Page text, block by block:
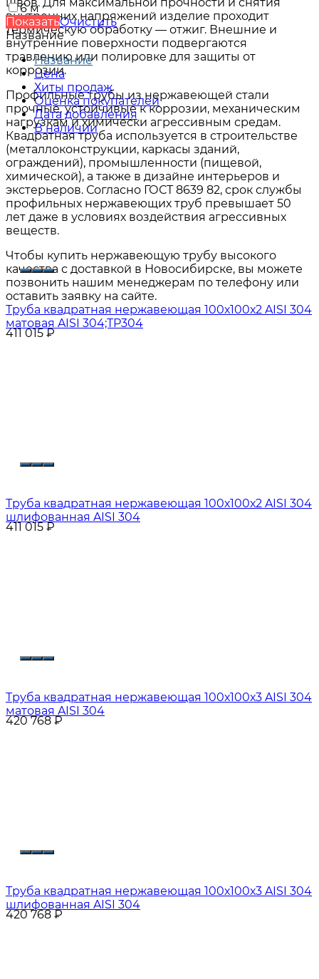
внутренних напряжений изделие проходит
термическую обработку — отжиг. Внешние и
внутренние поверхности подвергаются
травлению или полировке для защиты от
коррозии.
Профильные трубы из нержавеющей стали
прочные, устойчивые к коррозии, механическим
нагрузкам и химически агрессивным средам.
Квадратная труба используется в строительстве
(металлоконструкции, каркасы зданий,
ограждений), промышленности (пищевой,
химической), а также в дизайне интерьеров и
экстерьеров. Согласно ГОСТ 8639 82, срок службы
профильных нержавеющих труб превышает 50
лет даже в условиях воздействия агрессивных
веществ.
Чтобы купить нержавеющую трубу высокого
качества с доставкой в Новосибирске, вы можете
позвонить нашим менеджерам по телефону или
оставить заявку на сайте.
6 м
ПоказатьОчистить
Название
Название
Цена
Хиты продаж
Оценка покупателей
Дата добавления
В наличии
Труба квадратная нержавеющая 100х100х2 AISI 304
матовая AISI 304;TP304
411 015 ₽
Труба квадратная нержавеющая 100х100х2 AISI 304
шлифованная AISI 304
411 015 ₽
Труба квадратная нержавеющая 100х100х3 AISI 304
матовая AISI 304
420 768 ₽
Труба квадратная нержавеющая 100х100х3 AISI 304
шлифованная AISI 304
420 768 ₽